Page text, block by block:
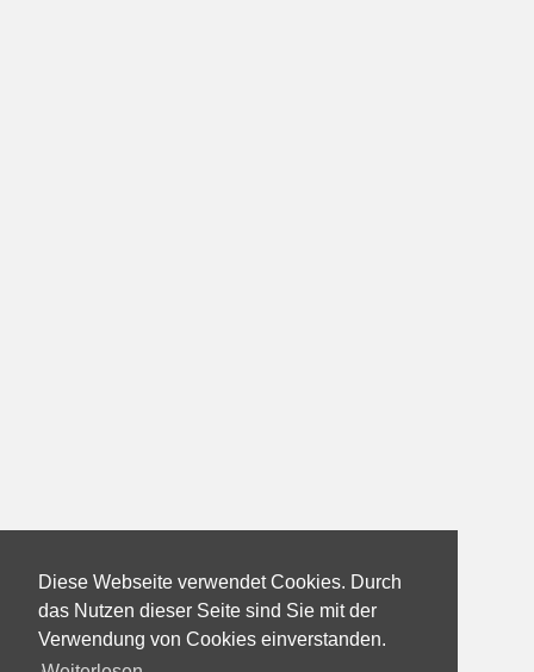
Diese Webseite verwendet Cookies. Durch
das Nutzen dieser Seite sind Sie mit der
Verwendung von Cookies einverstanden.